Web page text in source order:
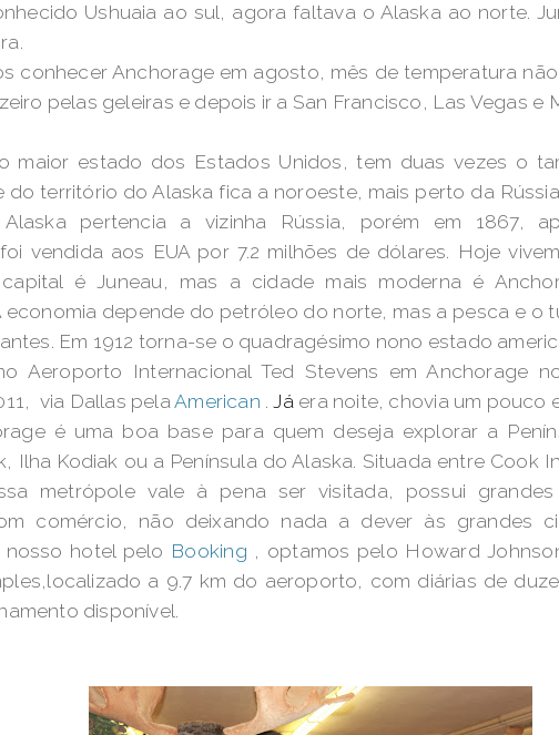
Ushuaia ao sul, agora faltava o Alaska ao norte.
conhecer Anchorage em agosto, mês de temperatura
pelas geleiras e depois ir a San Francisco, Las Vegas e
maior estado dos Estados Unidos, tem duas vezes o
do território do Alaska fica a noroeste, mais perto da
pertencia a vizinha Rússia, porém em 1867,
vendida aos EUA por 7.2 milhões de dólares. Hoje
é Juneau, mas a cidade mais moderna é
economia depende do petróleo do norte, mas a pesca e o
Em 1912 torna-se o quadragésimo nono estado
Aeroporto Internacional Ted Stevens em Anchorage
via Dallas pelaAmerican . Jáera noite, chovia um pouco
é uma boa base para quem deseja explorar a
Ilha Kodiak ou a Península do Alaska. Situada entre Cook
metrópole vale à pena ser visitada, possui
comércio, não deixando nada a dever às grandes
nosso hotel pelo Booking , optamos pelo Howard
a 9.7 km do aeroporto, com diárias de
disponível.